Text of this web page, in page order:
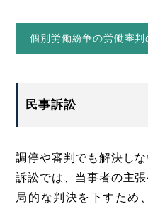
個別労働紛争の労働審判
民事訴訟
調停や審判でも解決し
訴訟では、当事者の主
局的な判決を下すため